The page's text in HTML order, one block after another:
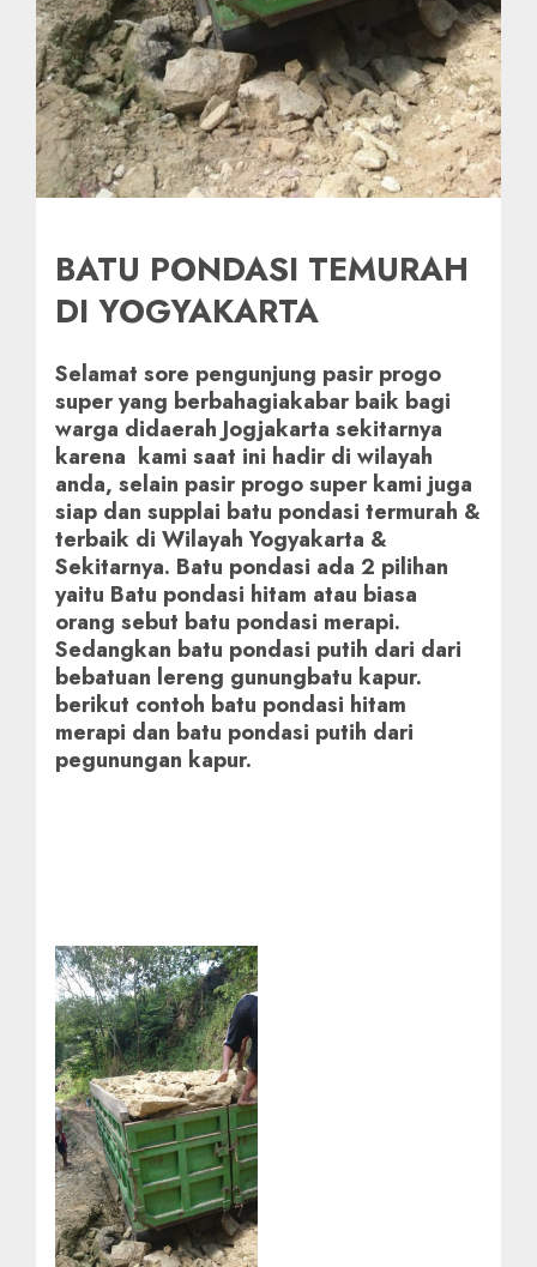
BATU PONDASI TEMURAH
DI YOGYAKARTA
Selamat sore pengunjung pasir progo
super yang berbahagiakabar baik bagi
warga didaerah Jogjakarta sekitarnya
karena kami saat ini hadir di wilayah
anda, selain pasir progo super kami juga
siap dan supplai batu pondasi termurah &
terbaik di Wilayah Yogyakarta &
Sekitarnya. Batu pondasi ada 2 pilihan
yaitu Batu pondasi hitam atau biasa
orang sebut batu pondasi merapi.
Sedangkan batu pondasi putih dari dari
bebatuan lereng gunungbatu kapur.
berikut contoh batu pondasi hitam
merapi dan batu pondasi putih dari
pegunungan kapur.